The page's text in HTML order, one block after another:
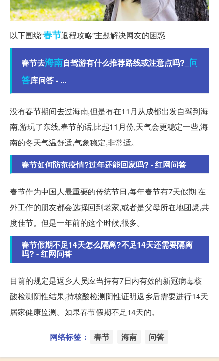
以下围绕“春节返程攻略”主题解决网友的困惑
春节去海南自驾游有什么推荐路线或注意点吗?_ 问
答库问答 - ...
没有春节期间去过海南,但是有在11月从成都出发自驾到海
南,游玩了东线,春节的话,比起11月份,天气会更稳定一些,海
南的冬天气温舒适,气象稳定,非常适。
春节如何防范疫情?过年还能回家吗? - 红网问答
春节作为中国人最重要的传统节日,每年春节有7天假期,在
外工作的朋友都会选择回到老家,或者是父母所在地团聚,共
度佳节。但是一年前的这个时候,很多。
春节假期不足14天怎么隔离?不足14天还需要隔离
吗? - 红网问答
目前的规定是返乡人员应当持有7日内有效的新冠病毒核
酸检测阴性结果,持核酸检测阴性证明返乡后需要进行14天
居家健康监测。如果春节假期不足14天的。
网络标签： 春节 海南 问答